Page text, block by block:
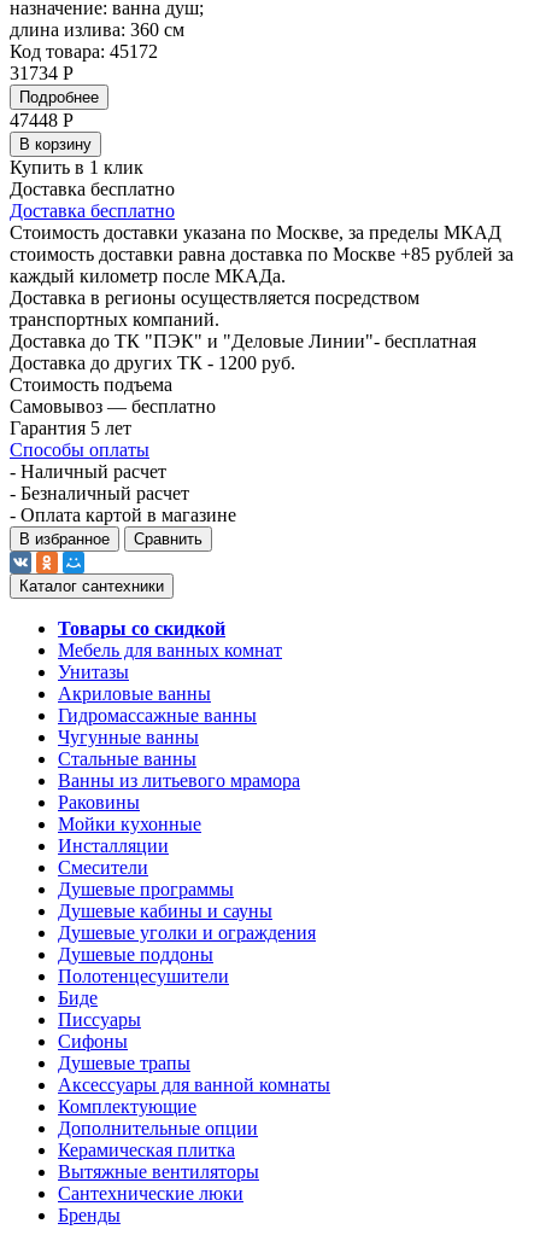
назначение: ванна душ;
длина излива: 360 см
Код товара: 45172
31734 Р
Подробнее
47448 Р
В корзину
Купить в 1 клик
Доставка бесплатно
Доставка бесплатно
Стоимость доставки указана по Москве, за пределы МКАД
стоимость доставки равна доставка по Москве +85 рублей за
каждый километр после МКАДа.
Доставка в регионы осуществляется посредством
транспортных компаний.
Доставка до ТК "ПЭК" и "Деловые Линии"- бесплатная
Доставка до других ТК - 1200 руб.
Стоимость подъема
Самовывоз — бесплатно
Гарантия 5 лет
Способы оплаты
- Наличный расчет
- Безналичный расчет
- Оплата картой в магазине
В избранное Сравнить
Каталог сантехники
Товары со скидкой
Мебель для ванных комнат
Унитазы
Акриловые ванны
Гидромассажные ванны
Чугунные ванны
Стальные ванны
Ванны из литьевого мрамора
Раковины
Мойки кухонные
Инсталляции
Смесители
Душевые программы
Душевые кабины и сауны
Душевые уголки и ограждения
Душевые поддоны
Полотенцесушители
Биде
Писсуары
Сифоны
Душевые трапы
Аксессуары для ванной комнаты
Комплектующие
Дополнительные опции
Керамическая плитка
Вытяжные вентиляторы
Сантехнические люки
Бренды